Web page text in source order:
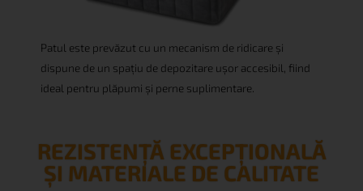
Patul este prevăzut cu un mecanism de ridicare și
dispune de un spațiu de depozitare ușor accesibil, fiind
ideal pentru plăpumi și perne suplimentare.
REZISTENȚĂ EXCEPȚIONALĂ
ȘI MATERIALE DE CALITATE
PUTEȚI OBȚINE PÂNĂ LA30%